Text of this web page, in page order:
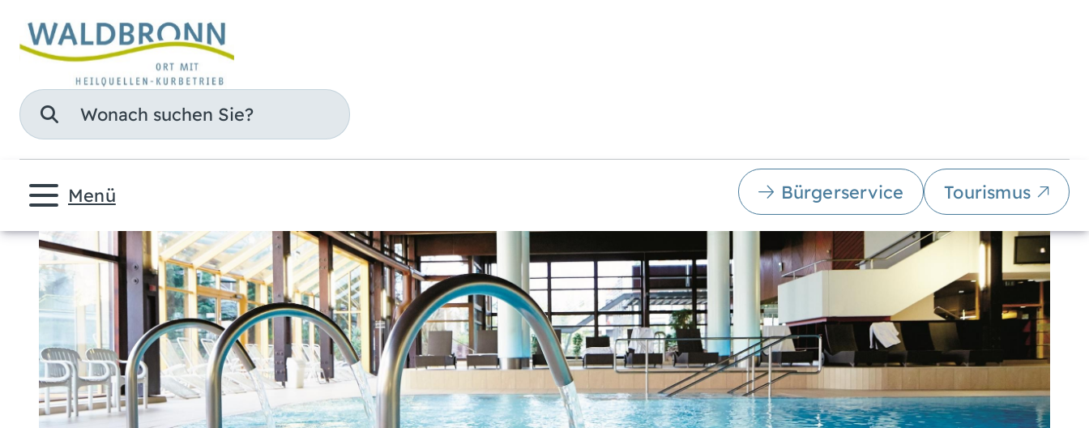
Suche
Menü Bürgerservice Tourismus